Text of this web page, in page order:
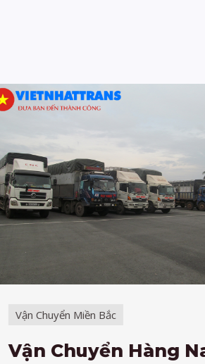
Chuyển Miền Bắc
Chuyển Hàng Nam